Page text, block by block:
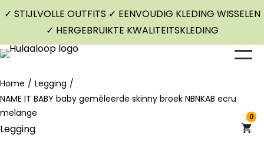
✓ STIJLVOLLE OUTFITS ✓ EENVOUDIG KLEDING WISSELEN
✓ HERGEBRUIKTE KWALITEITSKLEDING
Home / Legging /
NAME IT BABY baby gemêleerde skinny broek NBNKAB ecru
melange
Legging
0